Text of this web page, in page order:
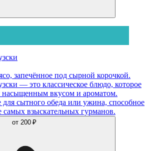
запечённое под сырной корочкой.
— это классическое блюдо, которое
насыщенным вкусом и ароматом.
сытного обеда или ужина, способное
самых взыскательных гурманов.
от 200 ₽